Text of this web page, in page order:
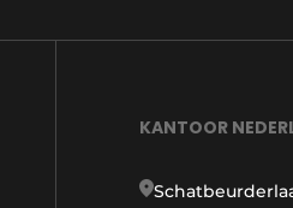
KANTOOR